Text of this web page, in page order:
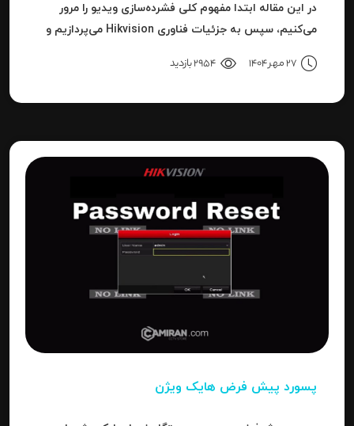
در این مقاله ابتدا مفهوم کلی فشرده‌سازی ویدیو را مرور
می‌کنیم، سپس به جزئیات فناوری Hikvision می‌پردازیم و
نتیجه می‌رسیم.
27 مهر 1404 2954 بازدید
پسورد پیش فرض هایک ویژن